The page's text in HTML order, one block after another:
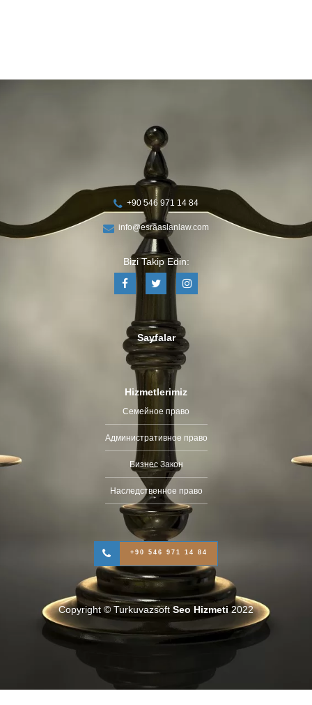
+90 546 971 14 84
info@esraaslanlaw.com
Bizi Takip Edin:
Sayfalar
Hizmetlerimiz
Семейное право
Административное право
Бизнес Закон
Наследственное право
+90 546 971 14 84
Copyright © Turkuvazsoft Seo Hizmeti2022